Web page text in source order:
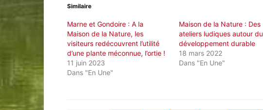
Similaire
Marne et Gondoire : A la
Maison de la Nature, les
visiteurs redécouvrent l’utilité
d’une plante méconnue, l’ortie !
11 juin 2023
Dans "En Une"
Maison de la Nature : Des
ateliers ludiques autour du
développement durable
18 mars 2022
Dans "En Une"